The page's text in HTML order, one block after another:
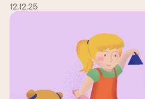
12.12.25